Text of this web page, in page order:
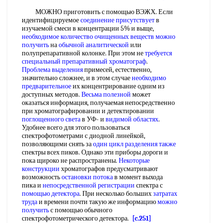
МОЖНО приготовить с помощью ВЭЖХ. Если
идентифицируемоесоединение присутствуетв
изучаемой смеси в концентрации 5% и выще,
необходимое количествоочищенных веществ можно
получитьнаобычной аналитической или
полупрепаративной колонке. При этом нетребуется
специальный препаративный хроматограф.
Проблема выделенияпримесей, естественно,
значительно сложнее, и в этом случаенеобходимо
предварительноеих концентрирование одним из
доступных методов. Весьма полезной может
оказаться информация, получаемая непосредственно
при хроматографировании и детектировании
поглощенного светав УФ- и видимой областях.
Удобнее всего для этого пользоваться
спектрофотометрами с диодной линейкой,
позволяющими снять заодин циклразделения также
спектры всех пиков. Однако эти приборы дороги и
пока щироко не распространены. Некоторые
конструкции хроматографов предусматривают
возможностьостановки потокав момент выхода
пика и непосредственной регистрации спектра с
помощью детектора. При несколько большихзатратах
трудаи времени почти такую же информациюможно
получитьс помощью обычного
спектрофотометрического детектора.
[c.251]